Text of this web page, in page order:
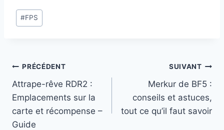
Étiquettes
de
#FPS
Navigation
de
l’article
PRÉCÉDENT
Attrape-rêve RDR2 :
Emplacements sur la
carte et récompense –
Guide
SUIVANT
Merkur de BF5 :
conseils et astuces,
tout ce qu’il faut savoir